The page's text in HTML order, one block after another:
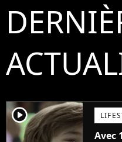
player2
Avec